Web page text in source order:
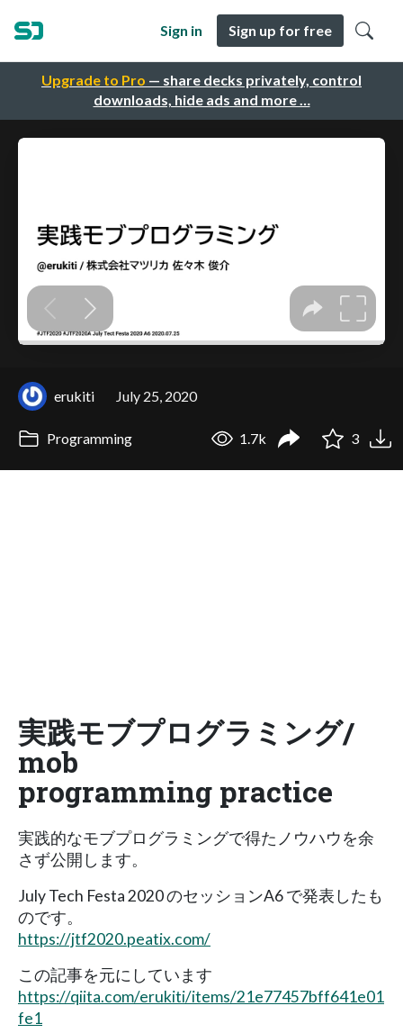
Upgrade to Pro — share decks privately, control
downloads, hide ads and more …
Sign in Sign up for free
erukiti July 25, 2020
Programming 1.7k 3
実践モブプログラミング/
mob
programming practice
実践的なモブプログラミングで得たノウハウを余
さず公開します。
July Tech Festa 2020 のセッションA6 で発表したも
のです。
https://jtf2020.peatix.com/
この記事を元にしています
https://qiita.com/erukiti/items/21e77457bff641e01
fe1